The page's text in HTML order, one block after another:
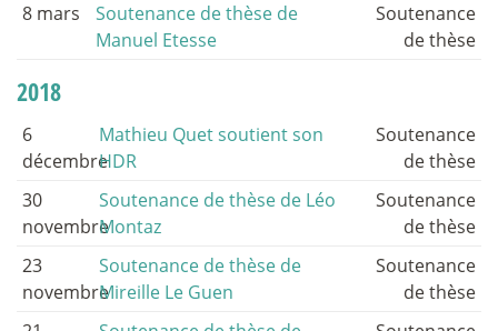
8 mars
Soutenance de thèse de
Manuel Etesse
Soutenance
de thèse
2018
6
décembre
Mathieu Quet soutient son
HDR
Soutenance
de thèse
30
novembre
Soutenance de thèse de Léo
Montaz
Soutenance
de thèse
23
novembre
Soutenance de thèse de
Mireille Le Guen
Soutenance
de thèse